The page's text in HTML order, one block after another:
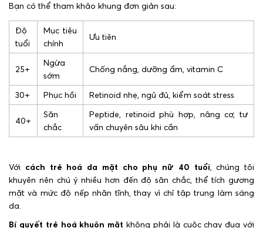
Bạn có thể tham khảo khung đơn giản sau:
Độ
tuổi
Mục tiêu
chính
Ưu tiên
25+
Ngừa
sớm
Chống nắng, dưỡng ẩm, vitamin C
30+ Phục hồi Retinoid nhẹ, ngủ đủ, kiểm soát stress
40+
Săn
chắc
Peptide, retinoid phù hợp, nâng cơ, tư
vấn chuyên sâu khi cần
Với cách trẻ hoá da mặt cho phụ nữ 40 tuổi, chúng tôi
khuyên nên chú ý nhiều hơn đến độ săn chắc, thể tích gương
mặt và mức độ nếp nhăn tĩnh, thay vì chỉ tập trung làm sáng
da.
Bí quyết trẻ hoá khuôn mặt không phải là cuộc chạy đua với